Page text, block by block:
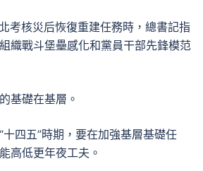
考核災后恢復重建任務時，總書記指
織戰斗堡壘感化和黨員干部先鋒模范
基礎在基層。
四五”時期，要在加強基層基礎任
高低更年夜工夫。